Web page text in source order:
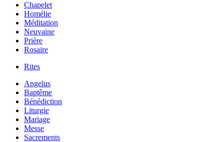
Chapelet
Homélie
Méditation
Neuvaine
Prière
Rosaire
Rites
Angelus
Baptême
Bénédiction
Liturgie
Mariage
Messe
Sacrements